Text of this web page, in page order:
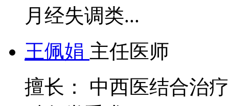
月经失调类...
王佩娟 主任医师
擅长： 中西医结合治